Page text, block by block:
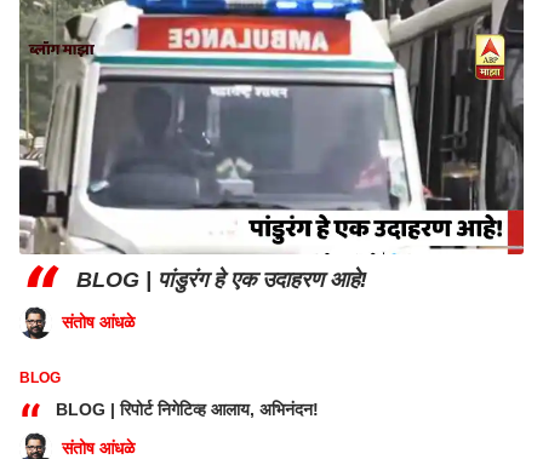
“ BLOG | पांडुरंग हे एक उदाहरण आहे!
संतोष आंधळे
BLOG
“
BLOG | रिपोर्ट निगेटिव्ह आलाय, अभिनंदन!
संतोष आंधळे